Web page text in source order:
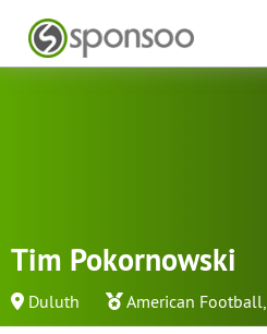
Tim Pokornowski
Duluth American Football,